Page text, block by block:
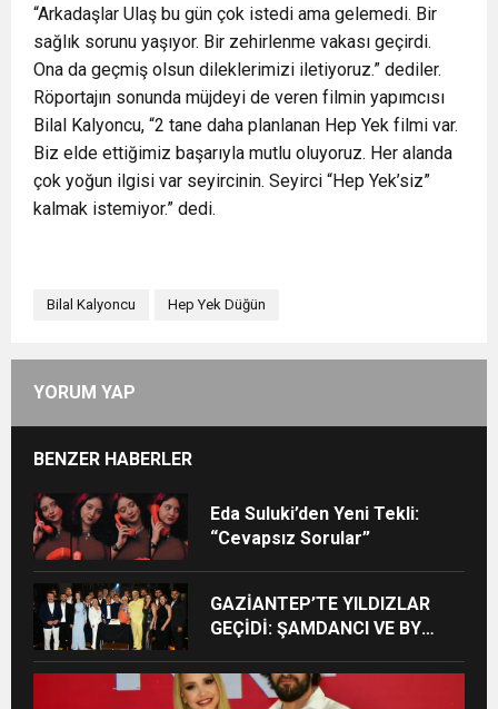
“Arkadaşlar Ulaş bu gün çok istedi ama gelemedi. Bir
sağlık sorunu yaşıyor. Bir zehirlenme vakası geçirdi.
Ona da geçmiş olsun dileklerimizi iletiyoruz.” dediler.
Röportajın sonunda müjdeyi de veren filmin yapımcısı
Bilal Kalyoncu, “2 tane daha planlanan Hep Yek filmi var.
Biz elde ettiğimiz başarıyla mutlu oluyoruz. Her alanda
çok yoğun ilgisi var seyircinin. Seyirci “Hep Yek’siz”
kalmak istemiyor.” dedi.
Bilal Kalyoncu Hep Yek Düğün
YORUM YAP
BENZER HABERLER
Eda Suluki’den Yeni Tekli:
“Cevapsız Sorular”
GAZİANTEP’TE YILDIZLAR
GEÇİDİ: ŞAMDANCI VE BY
PARK’TA GÖRKEMLİ GALA